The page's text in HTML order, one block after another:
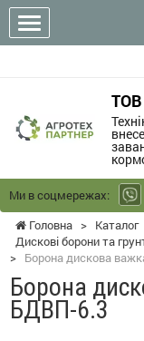
Ми в соцмережах:
Головна > Каталог
Дискові борони та
> Борона дискова
Борона
БДВП-6.3